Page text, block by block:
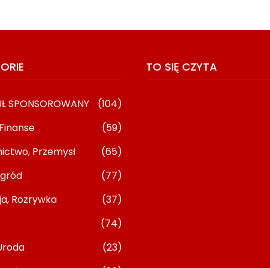
Kontakt Z
Kiedy Lekarz Online Kieruje Na
Wizytę Stacjonarną
23/06/2026
SPONSOROWANY
(104)
(59)
Przemysł
(65)
(77)
Rozrywka
(37)
(74)
(23)
TO SIĘ CZYTA